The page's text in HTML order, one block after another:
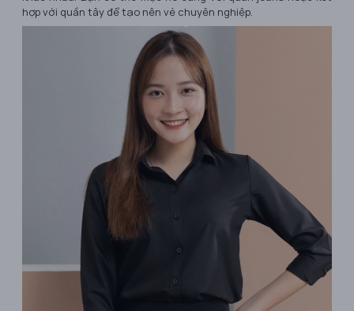
hợp với quần tây để tạo nên vẻ chuyên nghiệp.